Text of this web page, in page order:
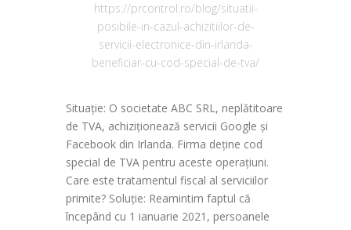
https://prcontrol.ro/blog/situatii-
posibile-in-cazul-achizitiilor-de-
servicii-electronice-din-irlanda-
beneficiar-cu-cod-special-de-tva/
Situație: O societate ABC SRL, neplătitoare
de TVA, achiziționează servicii Google și
Facebook din Irlanda. Firma deține cod
special de TVA pentru aceste operațiuni.
Care este tratamentul fiscal al serviciilor
primite? Soluție: Reamintim faptul că
începând cu 1 ianuarie 2021, persoanele